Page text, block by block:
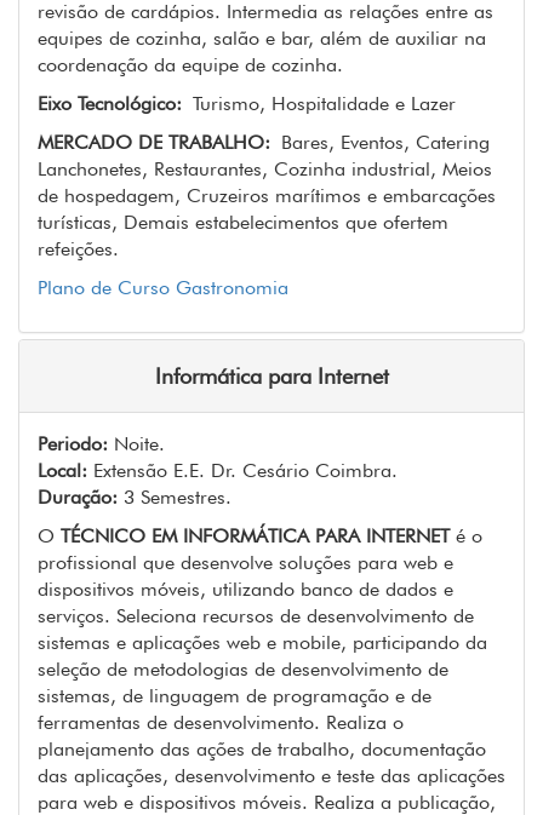
revisão de cardápios. Intermedia as relações entre as
equipes de cozinha, salão e bar, além de auxiliar na
coordenação da equipe de cozinha.
Eixo Tecnológico: Turismo, Hospitalidade e Lazer
MERCADO DE TRABALHO: Bares, Eventos, Catering
Lanchonetes, Restaurantes, Cozinha industrial, Meios
de hospedagem, Cruzeiros marítimos e embarcações
turísticas, Demais estabelecimentos que ofertem
refeições.
Plano de Curso Gastronomia
Informática para Internet
Periodo: Noite.
Local: Extensão E.E. Dr. Cesário Coimbra.
Duração: 3 Semestres.
O TÉCNICO EM INFORMÁTICA PARA INTERNETé o
profissional que desenvolve soluções para web e
dispositivos móveis, utilizando banco de dados e
serviços. Seleciona recursos de desenvolvimento de
sistemas e aplicações web e mobile, participando da
seleção de metodologias de desenvolvimento de
sistemas, de linguagem de programação e de
ferramentas de desenvolvimento. Realiza o
planejamento das ações de trabalho, documentação
das aplicações, desenvolvimento e teste das aplicações
para web e dispositivos móveis. Realiza a publicação,